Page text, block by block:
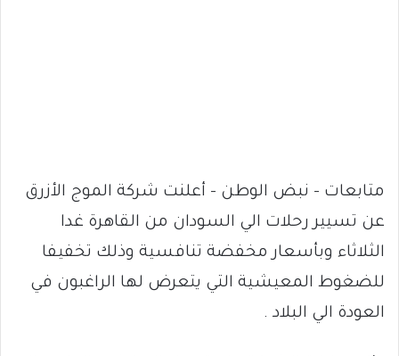
متابعات – نبض الوطن – أعلنت شركة الموج الأزرق
عن تسيير رحلات الي السودان من القاهرة غدا
الثلاثاء وبأسعار مخفضة تنافسية وذلك تخفيفا
للضغوط المعيشية التي يتعرض لها الراغبون في
العودة الي البلاد .